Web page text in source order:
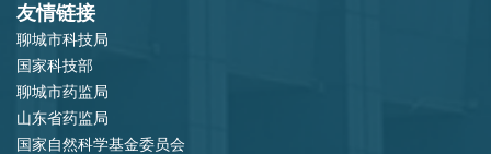
友情链接
聊城市科技局
国家科技部
聊城市药监局
山东省药监局
国家自然科学基金委员会